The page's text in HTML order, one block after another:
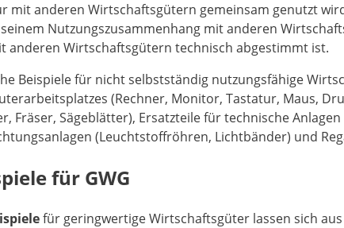
mit anderen Wirtschaftsgütern gemeinsam genutzt
Nutzungszusammenhang mit anderen
anderen Wirtschaftsgütern technisch abgestimmt ist.
Beispiele für nicht selbstständig nutzungsfähige
(Rechner, Monitor, Tastatur, Maus,
Fräser, Sägeblätter), Ersatzteile für technische
(Leuchtstoffröhren, Lichtbänder) und
für GWG
für geringwertige Wirtschaftsgüter lassen sich